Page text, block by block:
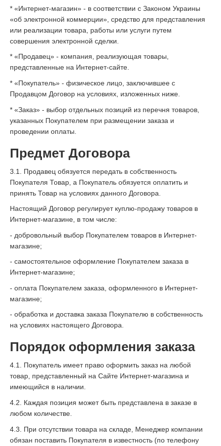
* «Интернет-магазин» - в соответствии с Законом Украины
«об электронной коммерции», средство для представления
или реализации товара, работы или услуги путем
совершения электронной сделки.
* «Продавец» - компания, реализующая товары,
представленные на Интернет-сайте.
* «Покупатель» - физическое лицо, заключившее с
Продавцом Договор на условиях, изложенных ниже.
* «Заказ» - выбор отдельных позиций из перечня товаров,
указанных Покупателем при размещении заказа и
проведении оплаты.
Предмет Договора
3.1. Продавец обязуется передать в собственность
Покупателя Товар, а Покупатель обязуется оплатить и
принять Товар на условиях данного Договора.
Настоящий Договор регулирует куплю-продажу товаров в
Интернет-магазине, в том числе:
- добровольный выбор Покупателем товаров в Интернет-
магазине;
- самостоятельное оформление Покупателем заказа в
Интернет-магазине;
- оплата Покупателем заказа, оформленного в Интернет-
магазине;
- обработка и доставка заказа Покупателю в собственность
на условиях настоящего Договора.
Порядок оформления заказа
4.1. Покупатель имеет право оформить заказ на любой
товар, представленный на Сайте Интернет-магазина и
имеющийся в наличии.
4.2. Каждая позиция может быть представлена в заказе в
любом количестве.
4.3. При отсутствии товара на складе, Менеджер компании
обязан поставить Покупателя в известность (по телефону